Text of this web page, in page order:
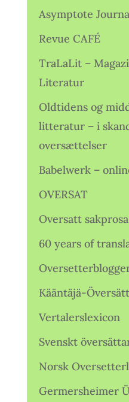
Asymptote
Revue CAFÉ
TraLaLit –
Literatur
Oldtidens og
litteratur – i
oversættelser
Babelwerk –
OVERSAT
Oversatt sakprosa
60 years of
Kääntäjä-
Vertalerslexicon
Svenskt
Norsk
Germersheimer